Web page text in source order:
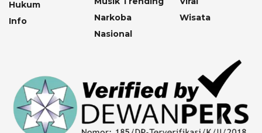
Hukum
Info
Narkoba
Nasional
Wisata